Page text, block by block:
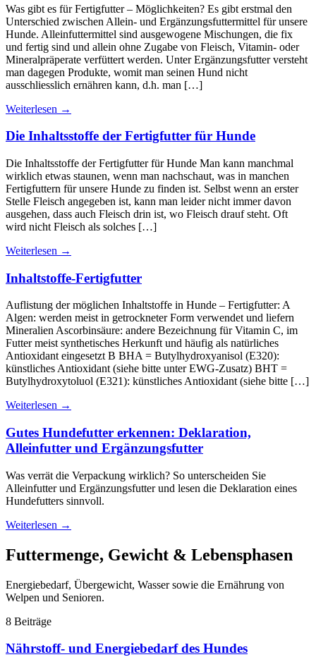
Was gibt es für Fertigfutter – Möglichkeiten? Es gibt erstmal den
Unterschied zwischen Allein- und Ergänzungsfuttermittel für unsere
Hunde. Alleinfuttermittel sind ausgewogene Mischungen, die fix
und fertig sind und allein ohne Zugabe von Fleisch, Vitamin- oder
Mineralpräperate verfüttert werden. Unter Ergänzungsfutter versteht
man dagegen Produkte, womit man seinen Hund nicht
ausschliesslich ernähren kann, d.h. man […]
Weiterlesen →
Die Inhaltsstoffe der Fertigfutter für Hunde
Die Inhaltsstoffe der Fertigfutter für Hunde Man kann manchmal
wirklich etwas staunen, wenn man nachschaut, was in manchen
Fertigfuttern für unsere Hunde zu finden ist. Selbst wenn an erster
Stelle Fleisch angegeben ist, kann man leider nicht immer davon
ausgehen, dass auch Fleisch drin ist, wo Fleisch drauf steht. Oft
wird nicht Fleisch als solches […]
Weiterlesen →
Inhaltstoffe-Fertigfutter
Auflistung der möglichen Inhaltstoffe in Hunde – Fertigfutter: A
Algen: werden meist in getrockneter Form verwendet und liefern
Mineralien Ascorbinsäure: andere Bezeichnung für Vitamin C, im
Futter meist synthetisches Herkunft und häufig als natürliches
Antioxidant eingesetzt B BHA = Butylhydroxyanisol (E320):
künstliches Antioxidant (siehe bitte unter EWG-Zusatz) BHT =
Butylhydroxytoluol (E321): künstliches Antioxidant (siehe bitte […]
Weiterlesen →
Gutes Hundefutter erkennen: Deklaration,
Alleinfutter und Ergänzungsfutter
Was verrät die Verpackung wirklich? So unterscheiden Sie
Alleinfutter und Ergänzungsfutter und lesen die Deklaration eines
Hundefutters sinnvoll.
Weiterlesen →
Futtermenge, Gewicht & Lebensphasen
Energiebedarf, Übergewicht, Wasser sowie die Ernährung von
Welpen und Senioren.
8 Beiträge
Nährstoff- und Energiebedarf des Hundes